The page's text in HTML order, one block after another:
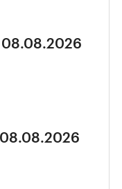
08.08.2026
08.08.2026